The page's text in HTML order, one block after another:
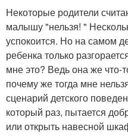
Некоторые родители
малышу "нельзя! "
успокоится. Но на самом
ребенка только
мне это? Ведь она же что-
почему же тогда мне
сценарий детского
который раз, пытается
или открыть навесной